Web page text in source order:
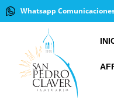
Whatsapp